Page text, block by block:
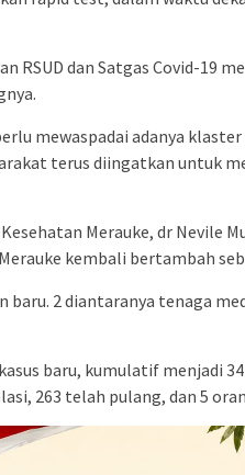
RSUD dan Satgas Covid-19
mewaspadai adanya
terus diingatkan untuk
Merauke, dr Nevile
kembali bertambah
baru. 2 diantaranya tenaga
baru, kumulatif menjadi
263 telah pulang, dan 5